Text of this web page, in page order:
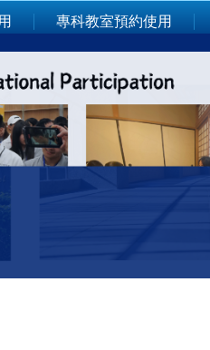
專科教室預約使用